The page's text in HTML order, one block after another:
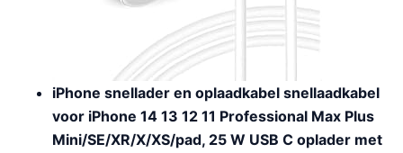
iPhone snellader en oplaadkabel snellaadkabel
voor iPhone 14 13 12 11 Professional Max Plus
Mini/SE/XR/X/XS/pad, 25 W USB C oplader met